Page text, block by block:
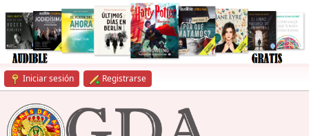
Iniciar sesión Registrarse